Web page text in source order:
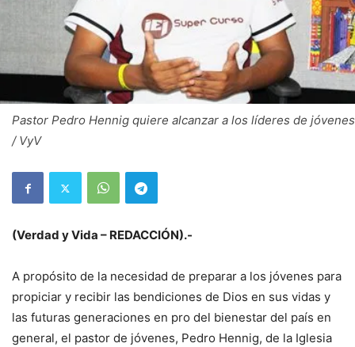
Pastor Pedro Hennig quiere alcanzar a los líderes de jóvenes
/ VyV
(Verdad y Vida – REDACCIÓN).-
A propósito de la necesidad de preparar a los jóvenes para
propiciar y recibir las bendiciones de Dios en sus vidas y
las futuras generaciones en pro del bienestar del país en
general, el pastor de jóvenes, Pedro Hennig, de la Iglesia